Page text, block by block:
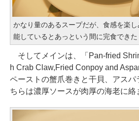
かなり量のあるスープだが、食感を楽
能しているとあっという間に完食できた
そしてメインは、「Pan-fried
h Crab Claw,Fried Conpoy and
ペーストの蟹爪巻きと干貝、アスパ
ちらは濃厚ソースが肉厚の海老に絡